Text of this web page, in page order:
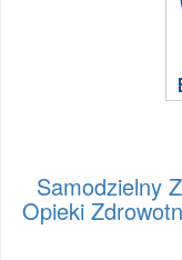
Samodzielny
Opieki